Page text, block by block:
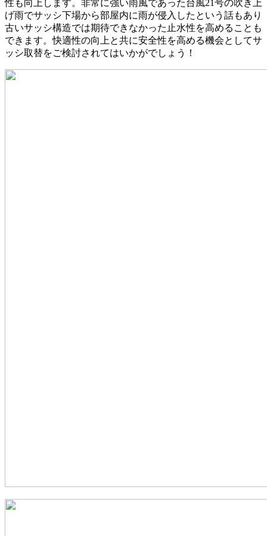
性も向上します。非常に強い雨風であった台風21号の吹き上
げ雨でサッシ下場から部屋内に雨が侵入したという話もあり
古いサッシ構造では期待できなかった止水性を高めることも
できます。快適性の向上と共に安全性を高める機会としてサ
ッシ取替をご検討されてはいかがでしょう！